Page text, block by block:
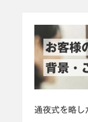
お客様
背景・
通夜式を略し